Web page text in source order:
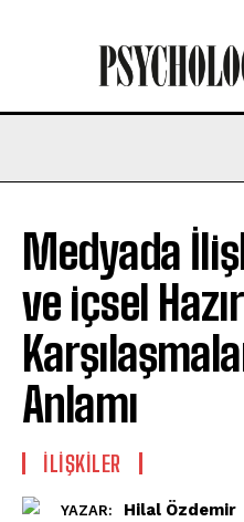
Medyada
ve içsel
Anlamı
İLIŞKILER
YAZAR: Hilal Özdemir